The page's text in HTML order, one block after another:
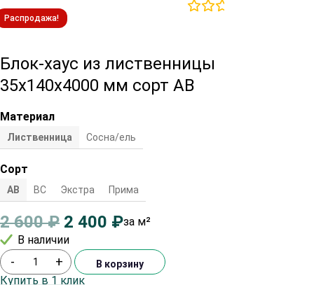
Распродажа!
Блок-хаус из лиственницы
35х140х4000 мм сорт АВ
Материал
Лиственница Сосна/ель
Сорт
АВ ВС Экстра Прима
2 600₽ 2 400 ₽за м²
В наличии
- + В корзину
Купить в 1 клик